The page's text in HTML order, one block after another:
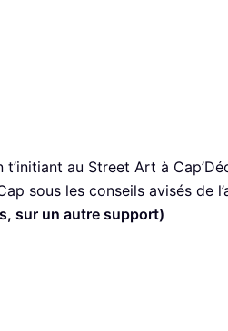
au Street Art à
sous les conseils avisés de
sur un autre support)